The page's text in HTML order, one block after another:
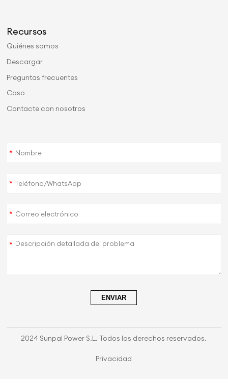
Recursos
Quiénes somos
Descargar
Preguntas frecuentes
Caso
Contacte con nosotros
*
*
*
*
ENVIAR
2024 Sunpal Power S.L. Todos los derechos reservados.
Privacidad